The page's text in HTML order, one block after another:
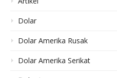
Dolar
Dolar Amerika Rusak
Dolar Amerika Serikat